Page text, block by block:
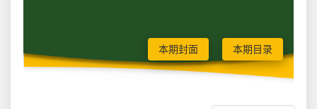
本期封面 本期目录